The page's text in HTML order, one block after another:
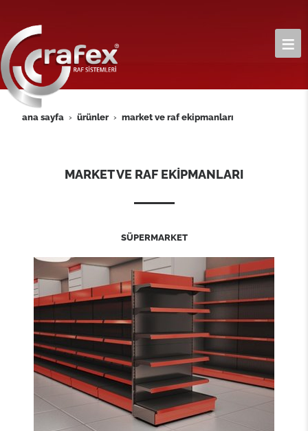
ana sayfa ürünler market ve raf eki̇pmanlari
MARKET VE RAF EKİPMANLARI
SÜPERMARKET